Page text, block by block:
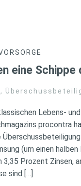
eine Schippe
,
Lebens-
procontra
(um einen
Prozent Zinsen,
sind […]